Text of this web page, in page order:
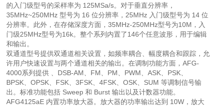
的入门级型号的采样率为 125MSa/s。对于垂直分辨率，
35MHz~250MHz 型号为 16 位分辨率，25MHz 入门级型号为 14 位
分辨率。此外，在存储深度方面，35MHz-250MHz型号为10M，入
门级25MHz型号为16k。整个系列内置了146个任意波形，用于编辑
和输出。
双通道型号提供双通道相关设置，如频率耦合、幅度耦合和跟踪，允
许用户快速设置与两个通道相关的输出。在调制功能方面，AFG-
4000系列提供 、DSB-AM、FM、PM、PWM、ASK、PSK、
BPSK、OPSK、FSK、3FSK、4FSK、OSK、SUM 等调制信号输
出。标准功能包括 Sweep 和 Burst 输出以及计数器功能。
AFG4125aE 内置功率放大器。放大器的功率输出达到 10W，放大